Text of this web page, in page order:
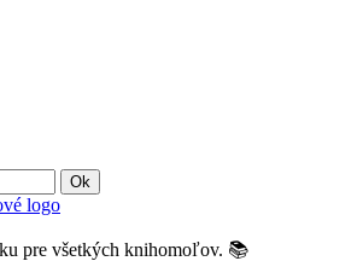
Ok
pre všetkých knihomoľov. 📚